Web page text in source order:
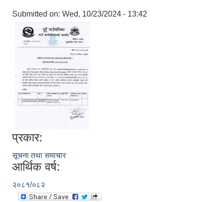
Submitted on: Wed, 10/23/2024 - 13:42
प्रकार:
सूचना तथा समाचार
आर्थिक वर्ष:
२०८१/०८२